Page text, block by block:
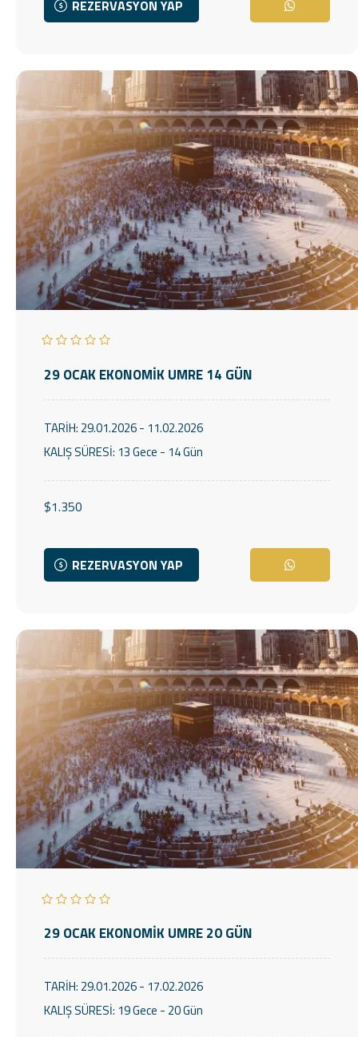
REZERVASYON YAP
TARİH: 29.01.2026 - 11.02.2026
KALIŞ SÜRESİ: 13 Gece - 14 Gün
29 OCAK EKONOMİK UMRE 14 GÜN
$1.350
REZERVASYON YAP
TARİH: 29.01.2026 - 17.02.2026
KALIŞ SÜRESİ: 19 Gece - 20 Gün
29 OCAK EKONOMİK UMRE 20 GÜN